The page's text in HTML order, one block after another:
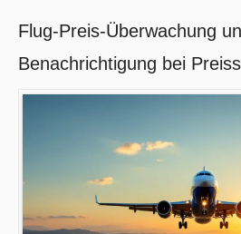
Flug-Preis-Überwachung
Benachrichtigung bei